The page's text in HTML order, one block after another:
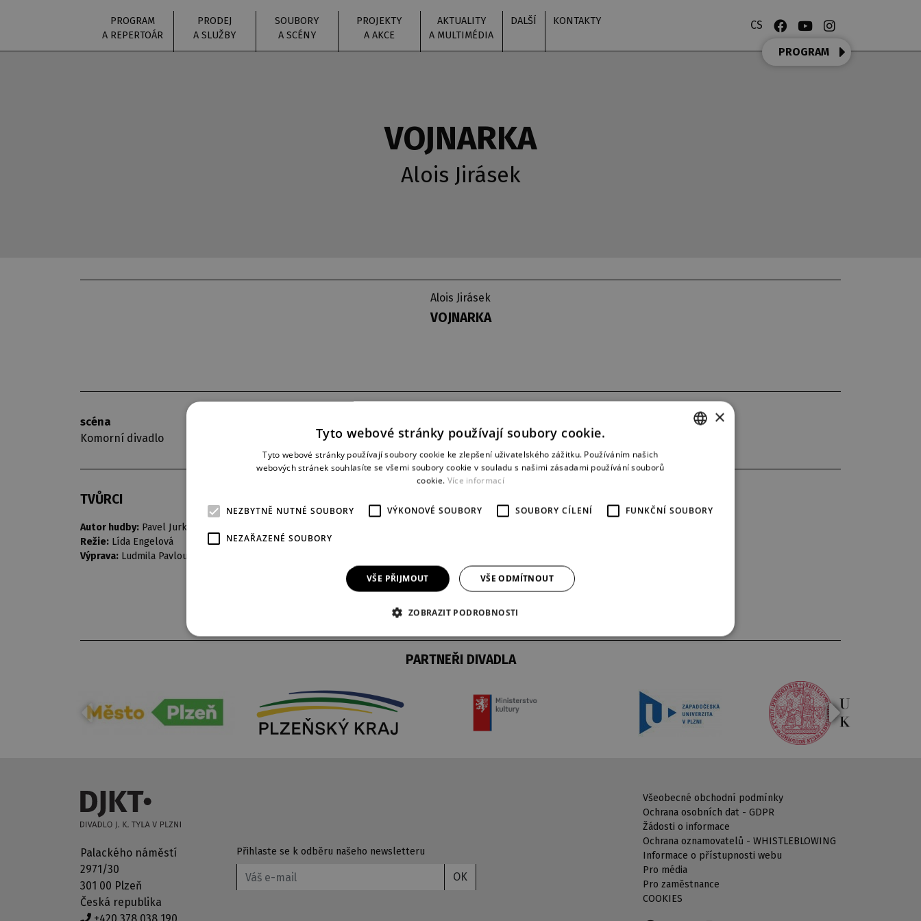
PROGRAM
A REPERTOÁR
PRODEJ
A SLUŽBY
SOUBORY
A SCÉNY
PROJEKTY
A AKCE
AKTUALITY
A MULTIMÉDIA
DALŠÍ KONTAKTY CS
PROGRAM
VOJNARKA
Alois Jirásek
Alois Jirásek
VOJNARKA
scéna
Komorní divadlo
25. 12. 1980
31
TVŮRCI
Autor hudby: Pavel Jurkovič
Režie: Lída Engelová
Výprava: Ludmila Pavlousková
PARTNEŘI DIVADLA
Palackého náměstí
2971/30
301 00 Plzeň
Česká republika
Přihlaste se k odběru našeho newsletteru
OK
Všeobecné obchodní podmínky
Ochrana osobních dat - GDPR
Žádosti o informace
Ochrana oznamovatelů - WHISTLEBLOWING
Informace o přístupnosti webu
Pro média
Pro zaměstnance
COOKIES
×
Tyto webové stránky používají soubory cookie.
Tyto webové stránky používají soubory cookie ke zlepšení uživatelského zážitku. Používáním našich
webových stránek souhlasíte se všemi soubory cookie v souladu s našimi zásadami používání souborů
cookie. Více informací
NEZBYTNĚ NUTNÉ SOUBORY VÝKONOVÉ SOUBORY SOUBORY CÍLENÍ FUNKČNÍ SOUBORY
NEZAŘAZENÉ SOUBORY
VŠE PŘIJMOUT VŠE ODMÍTNOUT
ZOBRAZIT PODROBNOSTI